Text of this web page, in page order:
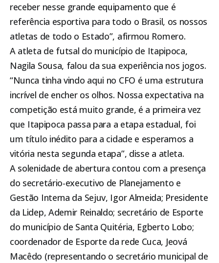
receber nesse grande equipamento que é
referência esportiva para todo o Brasil, os nossos
atletas de todo o Estado”, afirmou Romero.
A atleta de futsal do município de Itapipoca,
Nagila Sousa, falou da sua experiência nos jogos.
“Nunca tinha vindo aqui no CFO é uma estrutura
incrível de encher os olhos. Nossa expectativa na
competição está muito grande, é a primeira vez
que Itapipoca passa para a etapa estadual, foi
um título inédito para a cidade e esperamos a
vitória nesta segunda etapa”, disse a atleta.
A solenidade de abertura contou com a presença
do secretário-executivo de Planejamento e
Gestão Interna da Sejuv, Igor Almeida; Presidente
da Lidep, Ademir Reinaldo; secretário de Esporte
do município de Santa Quitéria, Egberto Lobo;
coordenador de Esporte da rede Cuca, Jeová
Macêdo (representando o secretário municipal de